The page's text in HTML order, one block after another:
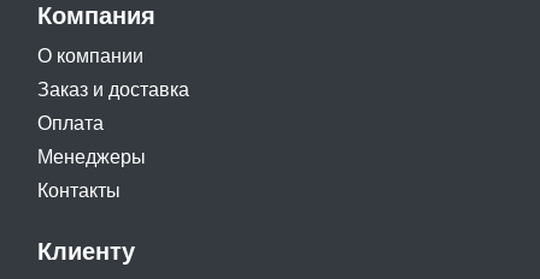
Компания
О компании
Заказ и доставка
Оплата
Менеджеры
Контакты
Клиенту